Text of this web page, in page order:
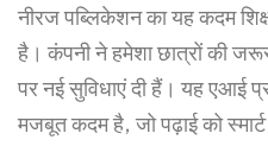
नीरज पब्लिकेशन का यह कदम
है। कंपनी ने हमेशा छात्रों की
पर नई सुविधाएं दी हैं। यह एआई
मजबूत कदम है, जो पढ़ाई को